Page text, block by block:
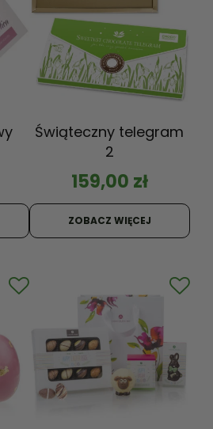
Świąteczny telegram
2
159,00 zł
ZOBACZ WIĘCEJ